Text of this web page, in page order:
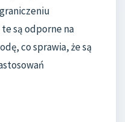
są odporne na
co sprawia, że są